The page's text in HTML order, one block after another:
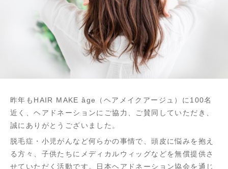
昨年もHAIR MAKE âge（ヘアメイクアージュ）に100名
近く、ヘアドネーションにご協力、ご賛同していただき、
誠にありがとうございました。
脱毛症・小児がんなど何らかの事情で、頭皮に悩みを抱え
る方々、子供たちにメディカルウィッグなどを無償提供さ
せていただく活動です。日本ヘアドネーション協会を通じ